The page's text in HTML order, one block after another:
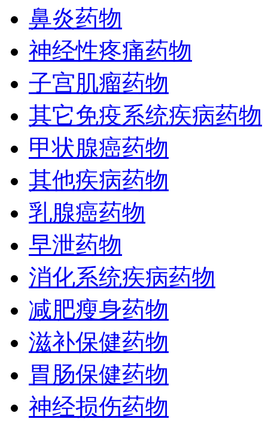
鼻炎药物
神经性疼痛药物
子宫肌瘤药物
其它免疫系统疾病药物
甲状腺癌药物
其他疾病药物
乳腺癌药物
早泄药物
消化系统疾病药物
减肥瘦身药物
滋补保健药物
胃肠保健药物
神经损伤药物